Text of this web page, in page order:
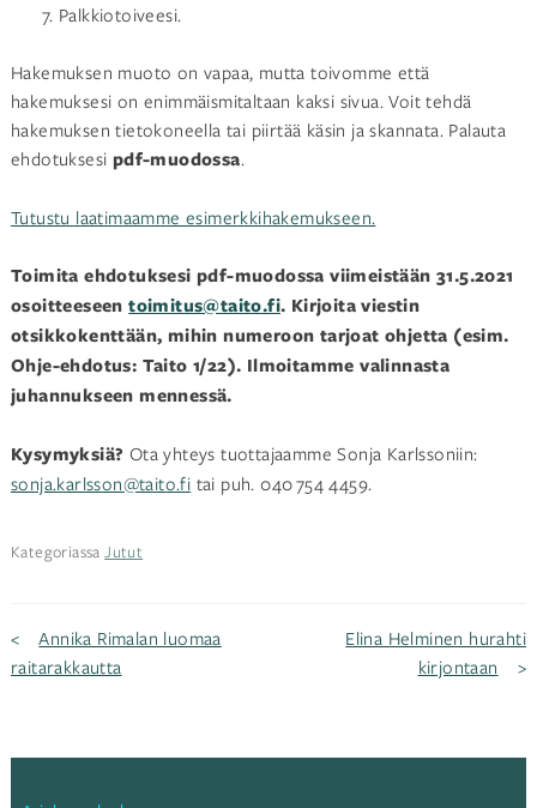
Palkkiotoiveesi.
Hakemuksen muoto on vapaa, mutta toivomme että
hakemuksesi on enimmäismitaltaan kaksi sivua. Voit tehdä
hakemuksen tietokoneella tai piirtää käsin ja skannata. Palauta
ehdotuksesi pdf-muodossa.
Tutustu laatimaamme esimerkkihakemukseen.
Toimita ehdotuksesi pdf-muodossa viimeistään 31.5.2021
osoitteeseentoimitus@taito.fi. Kirjoita viestin
otsikkokenttään, mihin numeroon tarjoat ohjetta (esim.
Ohje-ehdotus: Taito 1/22). Ilmoitamme valinnasta
juhannukseen mennessä.
Kysymyksiä? Ota yhteys tuottajaamme Sonja Karlssoniin:
sonja.karlsson@taito.fi tai puh. 040 754 4459.
KategoriassaJutut
Artikkelien
Annika Rimalan luomaa
raitarakkautta
Elina Helminen hurahti
kirjontaan